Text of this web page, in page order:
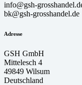
info@gsh-
bk@gsh-grosshandel.de
Adresse
GSH GmbH
Mittelesch 4
49849 Wilsum
Deutschland